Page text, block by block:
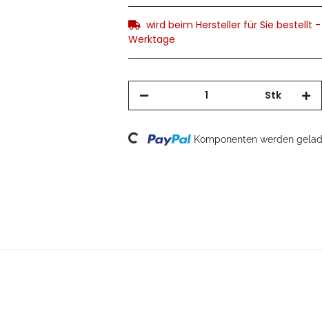
wird beim Hersteller für Sie bestellt
Werktage
Stk
Loading... Komponenten werden